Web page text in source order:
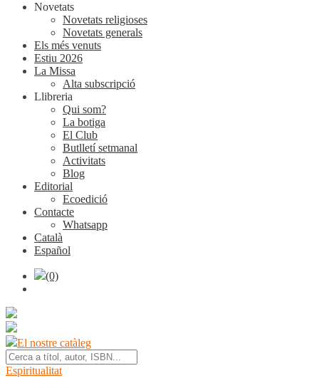
Novetats
Novetats religioses
Novetats generals
Els més venuts
Estiu 2026
La Missa
Alta subscripció
Llibreria
Qui som?
La botiga
El Club
Butlletí setmanal
Activitats
Blog
Editorial
Ecoedició
Contacte
Whatsapp
Català
Español
(0)
El nostre catàleg
Espiritualitat